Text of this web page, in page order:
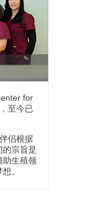
for
至今已
侣根据
的宗旨是
助生殖领
。